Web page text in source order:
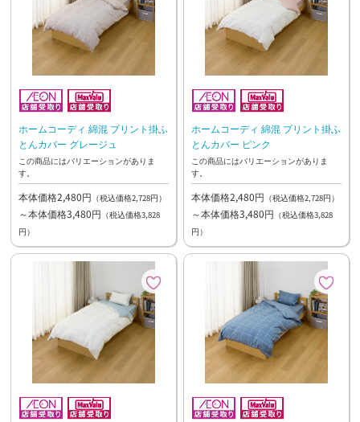
ホームコーディ 綿混 プリント掛ふ
とんカバー グレージュ
この商品にはバリエーションがありま
す。
本体価格2,480円 （税込価格2,728円）
～本体価格3,480円 （税込価格3,828
円）
ホームコーディ 綿混 プリント掛ふ
とんカバー ピンク
この商品にはバリエーションがありま
す。
本体価格2,480円 （税込価格2,728円）
～本体価格3,480円 （税込価格3,828
円）